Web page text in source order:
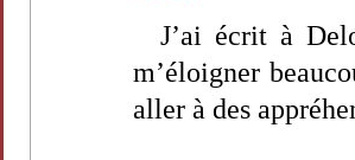
J’ai écrit à
m’éloigner
aller à des